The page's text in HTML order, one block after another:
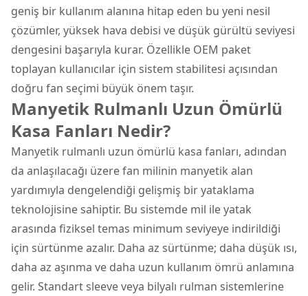
geniş bir kullanım alanına hitap eden bu yeni nesil
çözümler, yüksek hava debisi ve düşük gürültü seviyesi
dengesini başarıyla kurar. Özellikle OEM paket
toplayan kullanıcılar için sistem stabilitesi açısından
doğru fan seçimi büyük önem taşır.
Manyetik Rulmanlı Uzun Ömürlü
Kasa Fanları Nedir?
Manyetik rulmanlı uzun ömürlü kasa fanları, adından
da anlaşılacağı üzere fan milinin manyetik alan
yardımıyla dengelendiği gelişmiş bir yataklama
teknolojisine sahiptir. Bu sistemde mil ile yatak
arasında fiziksel temas minimum seviyeye indirildiği
için sürtünme azalır. Daha az sürtünme; daha düşük ısı,
daha az aşınma ve daha uzun kullanım ömrü anlamına
gelir. Standart sleeve veya bilyalı rulman sistemlerine